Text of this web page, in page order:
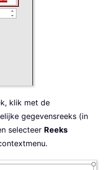
klik met de
gegevensreeks (in
selecteer Reeks